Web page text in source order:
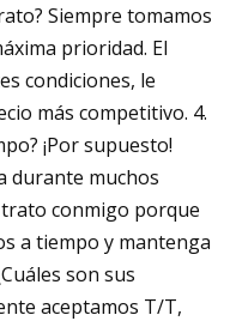
Siempre tomamos
prioridad. El
condiciones, le
más competitivo. 4.
¡Por supuesto!
durante muchos
conmigo porque
a tiempo y mantenga
son sus
aceptamos T/T,